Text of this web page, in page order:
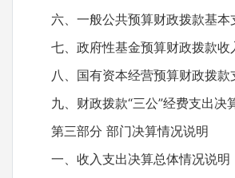
六、一般公共预算财政拨款基本
七、政府性基金预算财政拨款收
八、国有资本经营预算财政拨款
九、财政拨款“三公”经费支出决
第三部分 部门决算情况说明
一、收入支出决算总体情况说明